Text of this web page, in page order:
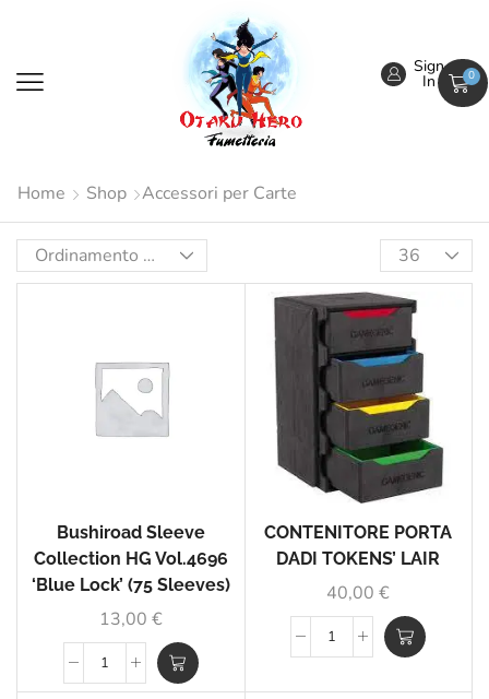
Sign
In 0
Home Shop Accessori per Carte
Bushiroad Sleeve
Collection HG Vol.4696
‘Blue Lock’ (75 Sleeves)
13,00 €
CONTENITORE PORTA
DADI TOKENS’ LAIR
40,00€